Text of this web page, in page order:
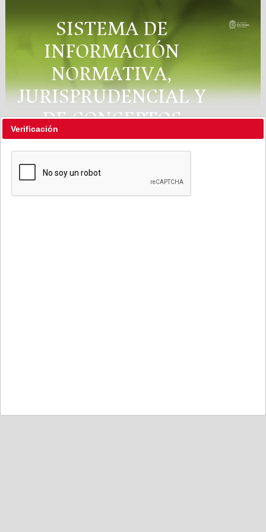
SISTEMA DE
INFORMACIÓN
NORMATIVA,
JURISPRUDENCIAL Y
DE CONCEPTOS
"RÉGIMEN LEGAL"
Verificación